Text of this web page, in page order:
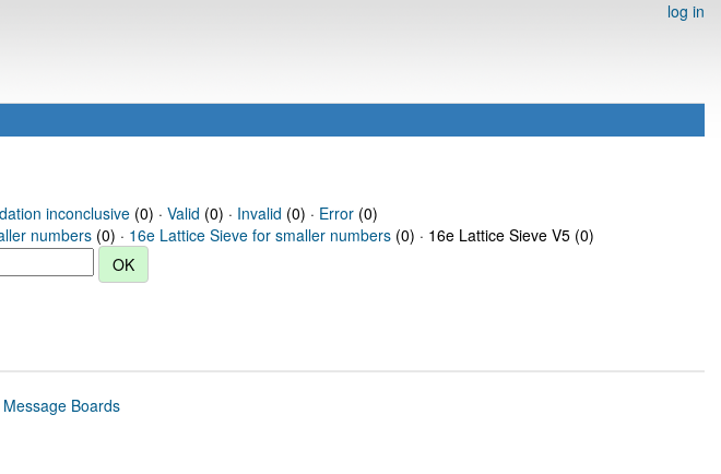
log in
inconclusive(0) · Valid (0) · Invalid (0) · Error(0)
numbers (0) · 16e Lattice Sieve for smaller numbers (0) · 16e Lattice Sieve V5 (0)
Message Boards